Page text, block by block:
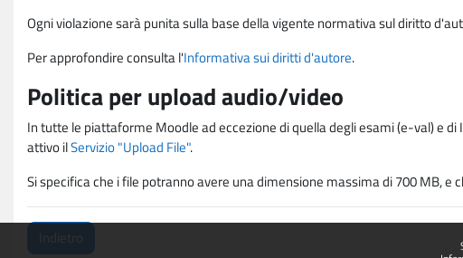
Ogni violazione sarà punita sulla base della vigente normativa sul diritto
Per approfondire consulta l'Informativa sui diritti d'autore.
Politica per upload audio/video
In tutte le piattaforme Moodle ad eccezione di quella degli esami (e-val) e
attivo ilServizio "Upload File".
Si specifica che i file potranno avere una dimensione massima di 700 MB,
Indietro